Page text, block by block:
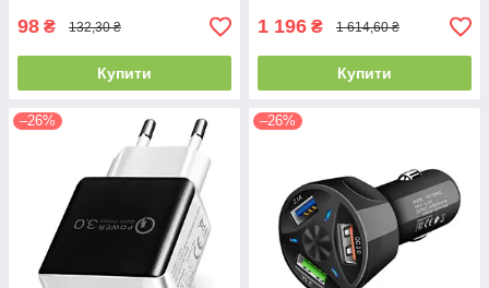
98 ₴ 132,30 ₴
Купити
1 196 ₴ 1 614,60 ₴
Купити
–26% –26%